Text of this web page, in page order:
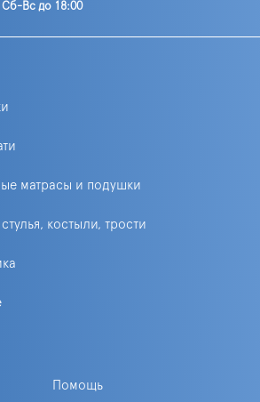
Сб-Вс до 18:00
матрасы и подушки
костыли, трости
Помощь